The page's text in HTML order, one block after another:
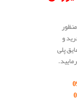
و
پلی